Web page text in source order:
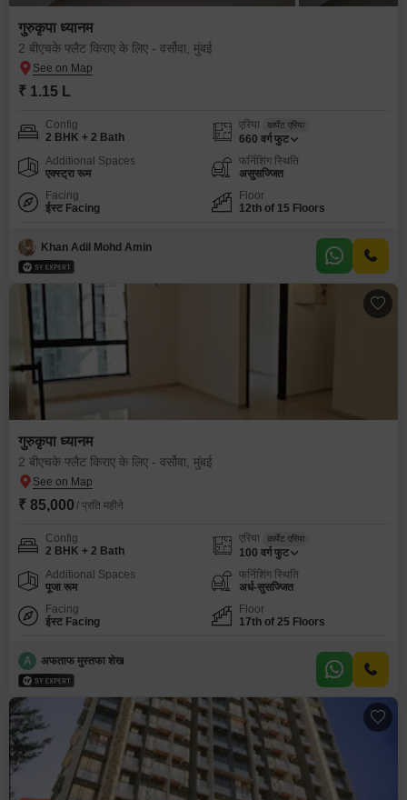
गुरुकृपा ध्यानम
2 बीएचके फ्लैट किराए के लिए - वर्सोवा, मुंबई
₹ 1.15 L
Config
2 BHK + 2 Bath
एरिया कार्पेट एरिया
660 वर्ग फुट
Additional Spaces
एक्स्ट्रा रूम
फर्निशिंग स्थिति
असुसज्जित
Facing
ईस्ट Facing
Floor
12th of 15 Floors
Khan Adil Mohd Amin
गुरुकृपा ध्यानम
2 बीएचके फ्लैट किराए के लिए - वर्सोवा, मुंबई
₹ 85,000 / प्रति महीने
Config
2 BHK + 2 Bath
एरिया कार्पेट एरिया
100 वर्ग फुट
Additional Spaces
पूजा रूम
फर्निशिंग स्थिति
अर्ध-सुसज्जित
Facing
ईस्ट Facing
Floor
17th of 25 Floors
A अफताफ मुस्तफा शेख